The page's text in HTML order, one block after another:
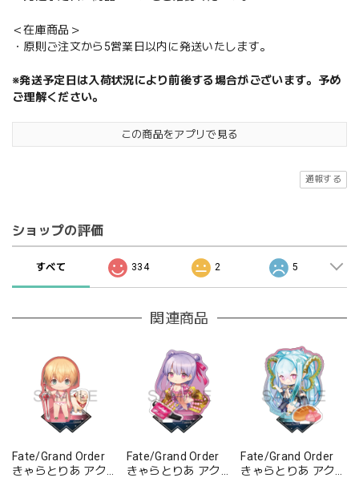
＜在庫商品＞
・原則ご注文から5営業日以内に発送いたします。
※発送予定日は入荷状況により前後する場合がございます。予め
ご理解ください。
この商品をアプリで見る
通報する
ショップの評価
すべて 334 2 5
関連商品
Fate/Grand Order
きゃらとりあ アクリ
Fate/Grand Order
きゃらとりあ アクリ
Fate/Grand Order
きゃらとりあ アクリ